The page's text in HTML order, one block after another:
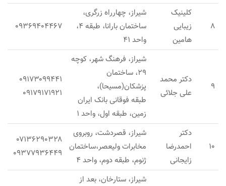
۸
کلینیک
زیبایی
هامین
شیراز، چهارراه زرگری،
ساختمان بارانا، طبقه ۴،
واحد ۴۱
۰۹۳۶۹۴۰۴۴۶۷
۹
دکتر محمد
علی جلائی
شیراز، فرهنگ شهر، کوچه
۲۹، ساختمان
پزشکان(مسیحا)،
طبقه فوقانی بانک ایران
زمین، طبقه اول، واحد ۱
۰۹۱۷۳۰۹۹۴۴۱
۰۹۱۷۹۱۷۱۹۲۱
۱۰
دکتر
احمدرضا
زایجانی
شیراز، قصردشت، روبروی
مخابرات ولیعصر،ساختمان
ژنوم، طبقه دوم، واحد ۴
۰۷۱۳۶۲۹۰۳۲۸
۰۹۳۷۷۹۳۶۴۴۹
شیراز، ستارخان، بعد از